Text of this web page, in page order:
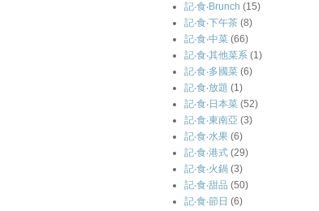
記‧食‧Brunch (15)
記‧食‧下午茶 (8)
記‧食‧中菜 (66)
記‧食‧其他菜系 (1)
記‧食‧多國菜 (6)
記‧食‧放題 (1)
記‧食‧日本菜 (52)
記‧食‧東南亞 (3)
記‧食‧水果 (6)
記‧食‧港式 (29)
記‧食‧火鍋 (3)
記‧食‧甜品 (50)
記‧食‧節日 (6)